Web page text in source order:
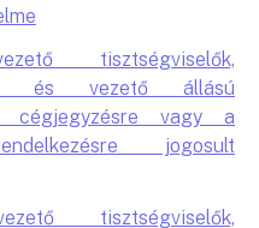
tisztségviselők,
és vezető állású
cégjegyzésre vagy a
jogosult
tisztségviselők,